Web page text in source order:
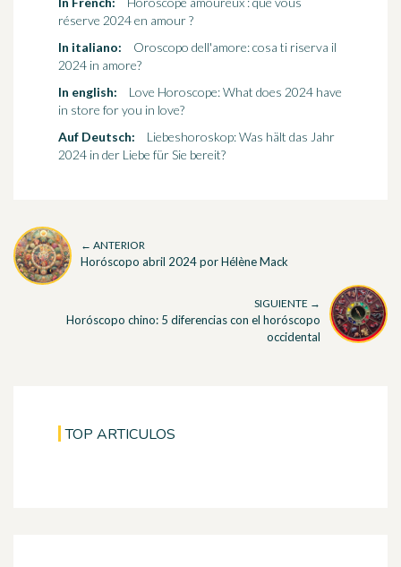
réserve 2024 en amour ?
In italiano:
Oroscopo dell'amore: cosa ti riserva il
2024 in amore?
In english:
Love Horoscope: What does 2024 have
in store for you in love?
Auf Deutsch:
Liebeshoroskop: Was hält das Jahr
2024 in der Liebe für Sie bereit?
← ANTERIOR
Horóscopo abril 2024 por Hélène Mack
SIGUIENTE →
Horóscopo chino: 5 diferencias con el horóscopo
occidental
TOP ARTICULOS